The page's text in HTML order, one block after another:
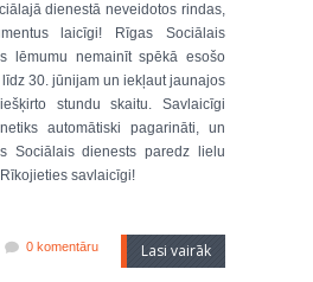
dienestā neveidotos rindas,
laicīgi! Rīgas Sociālais
lēmumu nemainīt spēkā esošo
30. jūnijam un iekļaut jaunajos
stundu skaitu. Savlaicīgi
automātiski pagarināti, un
Sociālais dienests paredz lielu
savlaicīgi!
0 komentāru Lasi vairāk